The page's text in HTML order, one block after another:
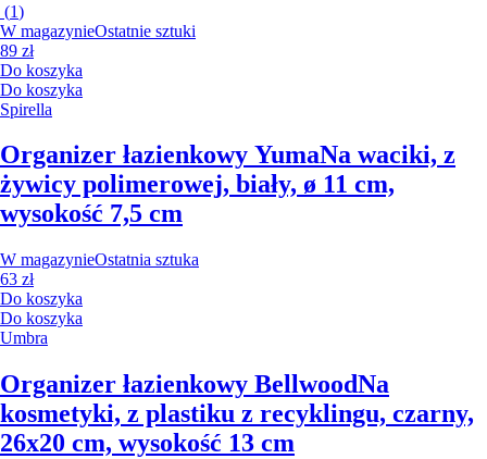
(1)
W magazynieOstatnie sztuki
89 zł
Do koszyka
Do koszyka
Spirella
Organizer łazienkowy YumaNa waciki, z
żywicy polimerowej, biały, ø 11 cm,
wysokość 7,5 cm
W magazynieOstatnia sztuka
63 zł
Do koszyka
Do koszyka
Umbra
Organizer łazienkowy BellwoodNa
kosmetyki, z plastiku z recyklingu, czarny,
26x20 cm, wysokość 13 cm